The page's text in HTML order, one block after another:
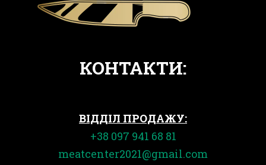
КОНТАКТИ:
ВІДДІЛ ПРОДАЖУ:
+38 097 941 68 81
meatcenter2021@gmail.com